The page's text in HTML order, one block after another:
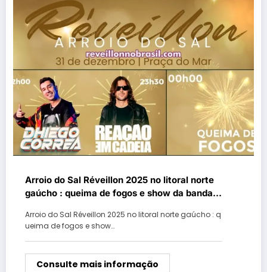
Arroio do Sal Réveillon 2025 no litoral norte
gaúcho : queima de fogos e show da banda
do Mar
Arroio do Sal Réveillon 2025 no litoral norte gaúcho : q
ueima de fogos e show…
Consulte mais informação